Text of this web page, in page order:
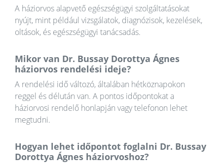
A háziorvos alapvető egészségügyi szolgáltatásokat
nyújt, mint például vizsgálatok, diagnózisok, kezelések,
oltások, és egészségügyi tanácsadás.
Mikor van Dr. Bussay Dorottya Ágnes
háziorvos rendelési ideje?
A rendelési idő változó, általában hétköznapokon
reggel és délután van. A pontos időpontokat a
háziorvosi rendelő honlapján vagy telefonon lehet
megtudni.
Hogyan lehet időpontot foglalni Dr. Bussay
Dorottya Ágnes háziorvoshoz?